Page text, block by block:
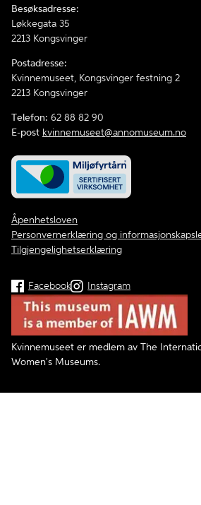
Besøksadresse:
Løkkegata 35
2213 Kongsvinger
Postadresse:
Kvinnemuseet, Kongsvinger festning 2
2213 Kongsvinger
Telefon: 62 88 82 90
E-post kvinnemuseet@annomuseum.no
Åpenhetsloven
Personvernerklæring og
Tilgjengelighetserklæring
Facebook Instagram
Kvinnemuseet er medlem av The
Women's Museums.